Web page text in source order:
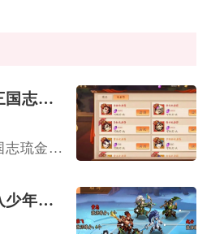
帝星玄灵剑在少年三国志中如何去合成
帝星玄灵剑是少年三国志琉金品质帝星套装的核心武器，无法直接通...
我应该如何报名加入少年三国志